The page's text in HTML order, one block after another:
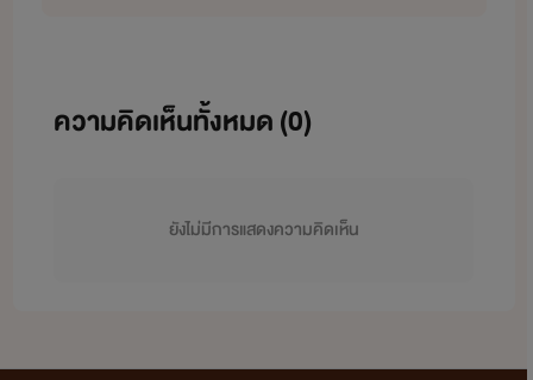
อย่าลืมติดตามด้วยนะคะ ขอบคุณ
ความคิดเห็นทั้งหมด (0)
ยังไม่มีการแสดงความคิดเห็น